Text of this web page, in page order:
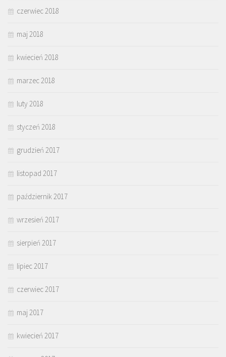
czerwiec 2018
maj 2018
kwiecień 2018
marzec 2018
luty 2018
styczeń 2018
grudzień 2017
listopad 2017
październik 2017
wrzesień 2017
sierpień 2017
lipiec 2017
czerwiec 2017
maj 2017
kwiecień 2017